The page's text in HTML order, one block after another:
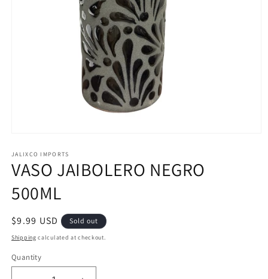
1
in
modal
JALIXCO IMPORTS
VASO JAIBOLERO NEGRO
500ML
Regular
price
$9.99 USD Sold out
Shipping calculated at checkout.
Quantity